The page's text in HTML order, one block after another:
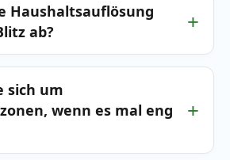
Haushaltsauflösung
ab?
sich um
wenn es mal eng